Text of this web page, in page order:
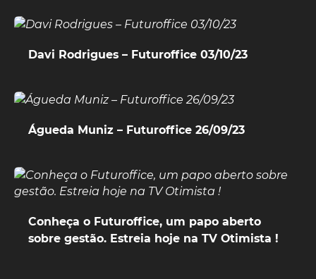
Davi Rodrigues – Futuroffice 03/10/23
Águeda Muniz – Futuroffice 26/09/23
Conheça o Futuroffice, um papo aberto
sobre gestão. Estreia hoje na TV Otimista !